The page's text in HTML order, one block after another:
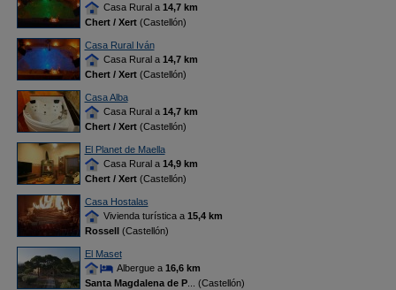
Casa Rural a 14,7 km
Chert / Xert(Castellón)
Casa Rural Iván
Casa Rural a 14,7 km
Chert / Xert(Castellón)
Casa Alba
Casa Rural a 14,7 km
Chert / Xert(Castellón)
El Planet de Maella
Casa Rural a 14,9 km
Chert / Xert(Castellón)
Casa Hostalas
Vivienda turística a 15,4 km
Rossell(Castellón)
El Maset
Albergue a 16,6 km
Santa Magdalena de P... (Castellón)